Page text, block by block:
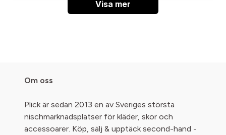
Visa mer
Om oss
Plick är sedan 2013 en av Sveriges största
nischmarknadsplatser för kläder, skor och
accessoarer. Köp, sälj & upptäck second-hand -